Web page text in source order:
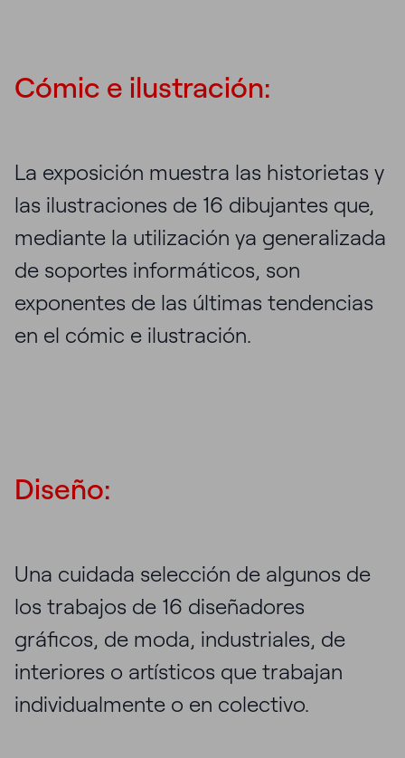
Cómic e ilustración:
La exposición muestra las historietas y
las ilustraciones de 16 dibujantes que,
mediante la utilización ya generalizada
de soportes informáticos, son
exponentes de las últimas tendencias
en el cómic e ilustración.
Diseño:
Una cuidada selección de algunos de
los trabajos de 16 diseñadores
gráficos, de moda, industriales, de
interiores o artísticos que trabajan
individualmente o en colectivo.